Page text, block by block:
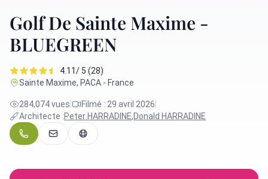
Golf De Sainte Maxime -
BLUEGREEN
4.11/ 5 (28)
Sainte Maxime, PACA - France
284,074 vues Filmé : 29 avril 2026
Architecte :Peter HARRADINE,Donald HARRADINE